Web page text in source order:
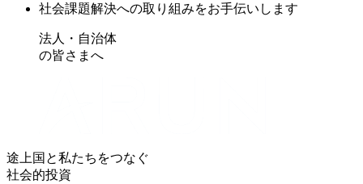
社会課題解決への取り組みをお手伝いします
法人・自治体
の皆さまへ
途上国と私たちをつなぐ
社会的投資